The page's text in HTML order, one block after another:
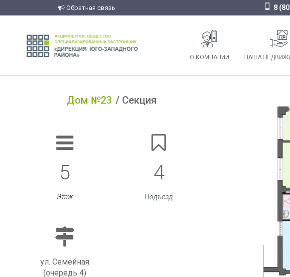
Обратная связь 8
О КОМПАНИИ НАША
Дом №23 Секция
5
Этаж
4
Подъезд
ул. Семейная
(очередь 4)